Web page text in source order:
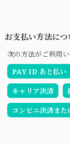
お支払い方法につ
次の方法がご利用い
PAY ID あと払い
キャリア決済
コンビニ決済ま